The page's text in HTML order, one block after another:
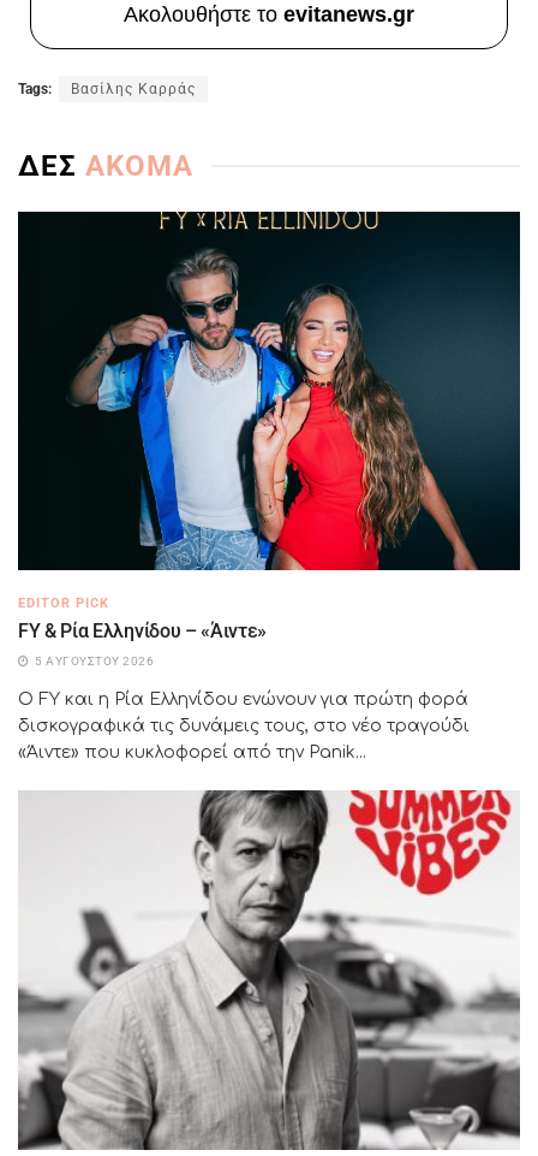
Ακολουθήστε το evitanews.gr
Tags: Βασίλης Καρράς
ΔΕΣ ΑΚΟΜΑ
EDITOR PICK
FY & Ρία Ελληνίδου – «Άιντε»
5 ΑΥΓΟΎΣΤΟΥ 2026
Ο FY και η Ρία Ελληνίδου ενώνουν για πρώτη φορά
δισκογραφικά τις δυνάμεις τους, στο νέο τραγούδι
«Άιντε» που κυκλοφορεί από την Panik...